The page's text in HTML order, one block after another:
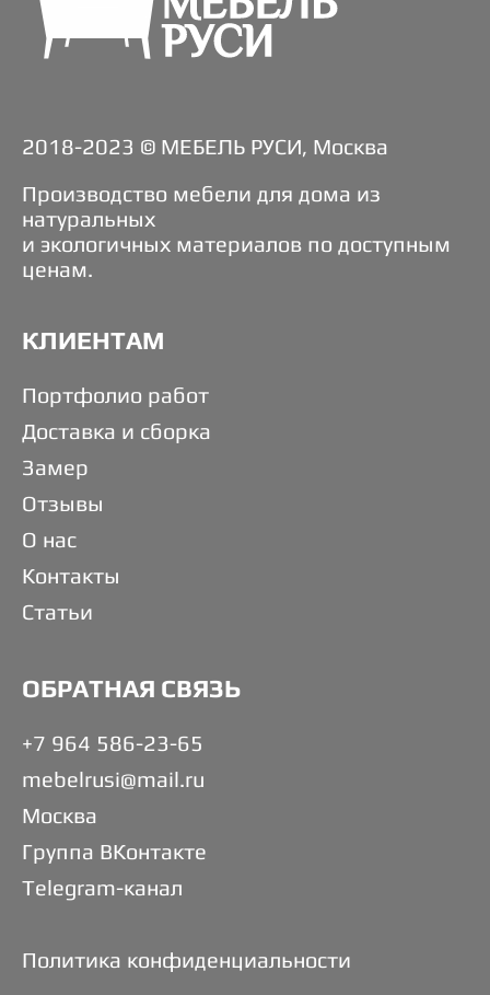
2018-2023 © МЕБЕЛЬ РУСИ, Москва
Производство мебели для дома из
натуральных
и экологичных материалов по доступным
ценам.
КЛИЕНТАМ
Портфолио работ
Доставка и сборка
Замер
Отзывы
О нас
Контакты
Статьи
ОБРАТНАЯ СВЯЗЬ
+7 964 586-23-65
mebelrusi@mail.ru
Москва
Группа ВКонтакте
Telegram-канал
Политика конфиденциальности